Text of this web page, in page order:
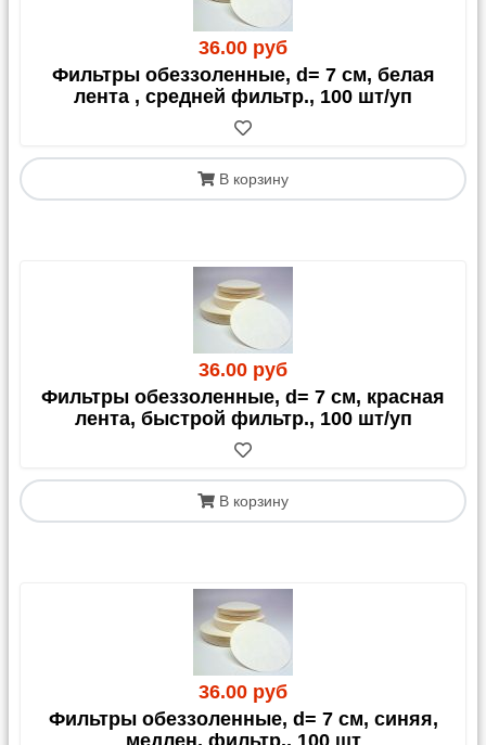
36.00 руб
Фильтры обеззоленные, d= 7 см, белая
лента , средней фильтр., 100 шт/уп
В корзину
36.00 руб
Фильтры обеззоленные, d= 7 см, красная
лента, быстрой фильтр., 100 шт/уп
В корзину
36.00 руб
Фильтры обеззоленные, d= 7 см, синяя,
медлен. фильтр., 100 шт